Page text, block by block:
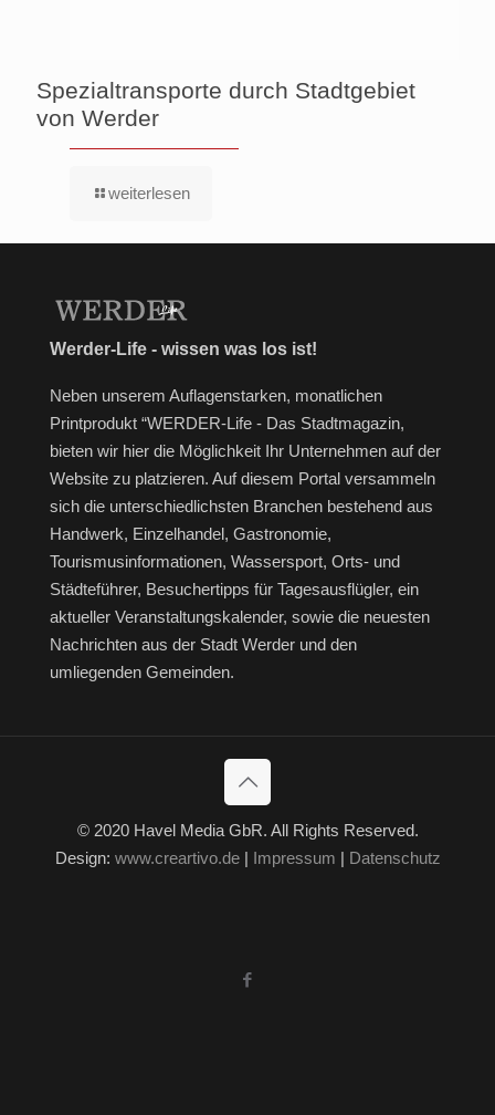
Spezialtransporte durch Stadtgebiet
von Werder
weiterlesen
Werder-Life - wissen was los ist!
Neben unserem Auflagenstarken, monatlichen
Printprodukt “WERDER-Life - Das Stadtmagazin,
bieten wir hier die Möglichkeit Ihr Unternehmen auf der
Website zu platzieren. Auf diesem Portal versammeln
sich die unterschiedlichsten Branchen bestehend aus
Handwerk, Einzelhandel, Gastronomie,
Tourismusinformationen, Wassersport, Orts- und
Städteführer, Besuchertipps für Tagesausflügler, ein
aktueller Veranstaltungskalender, sowie die neuesten
Nachrichten aus der Stadt Werder und den
umliegenden Gemeinden.
© 2020 Havel Media GbR. All Rights Reserved.
Design: www.creartivo.de| Impressum | Datenschutz